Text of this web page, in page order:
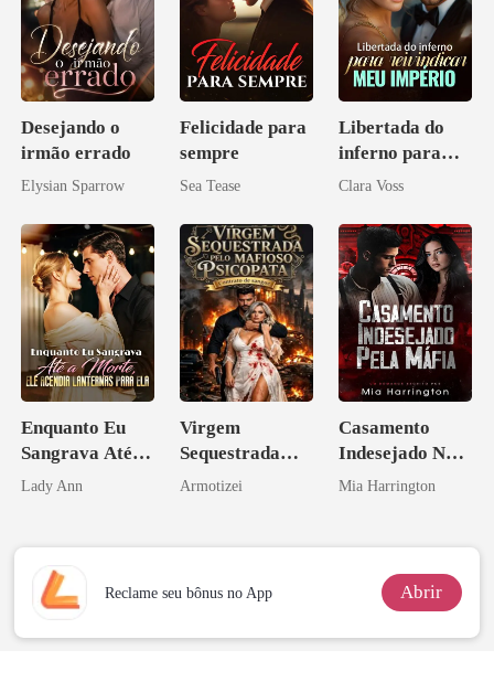
Desejando o
irmão errado
Elysian Sparrow
Felicidade para
sempre
Sea Tease
Libertada do
inferno para
reivindicar meu
Clara Voss
Enquanto Eu
Sangrava Até a
Morte, Ele
Ela
Lady Ann
Virgem
Sequestrada
pelo Mafioso
DE SANGUE
Armotizei
Casamento
Indesejado Na
Máfia
Mia Harrington
Reclame seu bônus no App Abrir